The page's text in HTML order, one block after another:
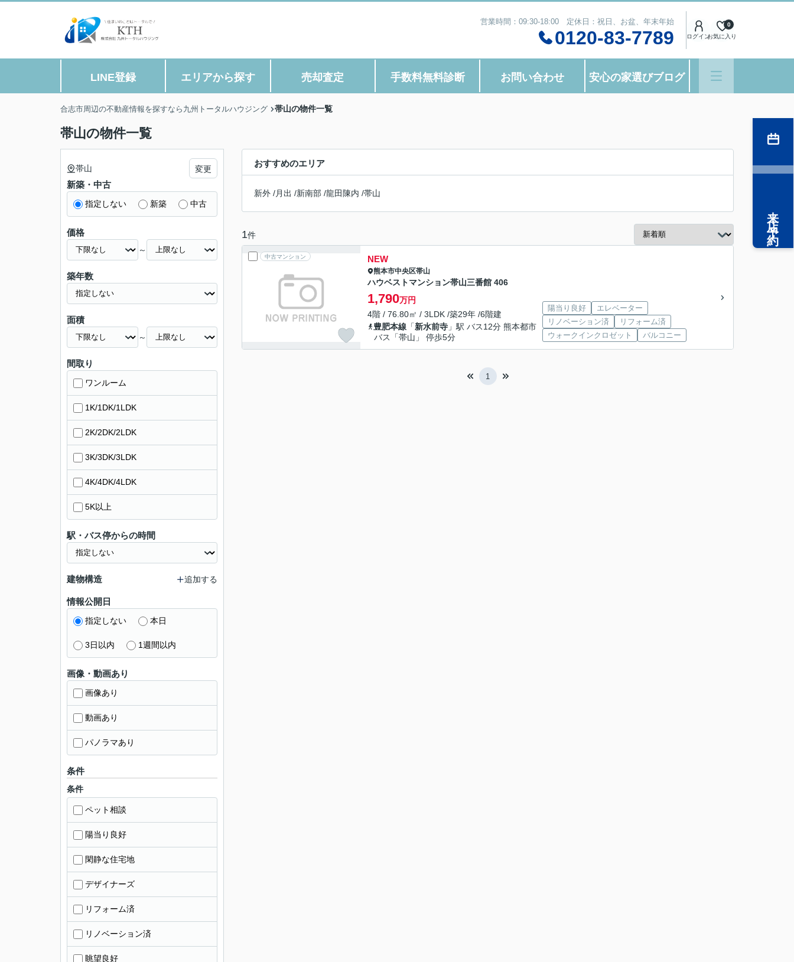
営業時間：09:30-18:00 定休日：祝日、お盆、年末年始
0120-83-7789 ログインお気に入り
0
LINE登録 エリアから探す 売却査定 手数料無料診断 お問い合わせ 安心の家選びブログ
合志市周辺の不動産情報を探すなら九州トータルハウジング 帯山の物件一覧
帯山の物件一覧
おすすめのエリア
新外 /月出 /新南部 /龍田陳内 /帯山
1件
中古マンション NEW
熊本市中央区帯山
ハウベストマンション帯山三番館 406
1,790万円
4階 / 76.80㎡ / 3LDK /築29年 /6階建
豊肥本線 「新水前寺 」駅 バス12分 熊本都市
バス「帯山」 停歩5分
陽当り良好
エレベーター
リノベーション済
リフォーム済
ウォークインクロゼット
バルコニー
1
帯山 変更
新築・中古
指定しない 新築 中古
価格
～
築年数
面積
～
間取り
ワンルーム
1K/1DK/1LDK
2K/2DK/2LDK
3K/3DK/3LDK
4K/4DK/4LDK
5K以上
駅・バス停からの時間
建物構造 追加する
情報公開日
指定しない 本日
3日以内 1週間以内
画像・動画あり
画像あり
動画あり
パノラマあり
条件
条件
ペット相談
陽当り良好
閑静な住宅地
デザイナーズ
リフォーム済
リノベーション済
眺望良好
来店予約